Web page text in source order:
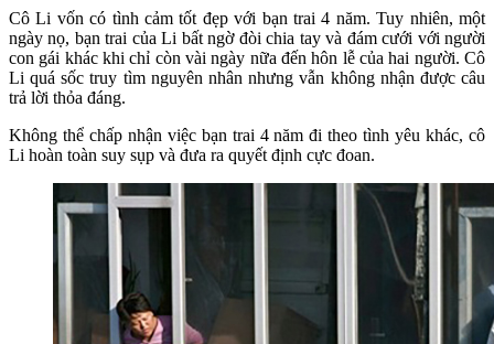
Cô Li vốn có tình cảm tốt đẹp với bạn trai 4 năm. Tuy nhiên, một
ngày nọ, bạn trai của Li bất ngờ đòi chia tay và đám cưới với người
con gái khác khi chỉ còn vài ngày nữa đến hôn lễ của hai người. Cô
Li quá sốc truy tìm nguyên nhân nhưng vẫn không nhận được câu
trả lời thỏa đáng.
Không thể chấp nhận việc bạn trai 4 năm đi theo tình yêu khác, cô
Li hoàn toàn suy sụp và đưa ra quyết định cực đoan.